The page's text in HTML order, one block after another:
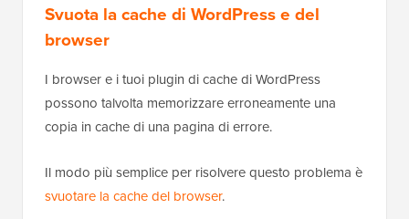
Svuota la cache di WordPress e del
browser
I browser e i tuoi plugin di cache di WordPress
possono talvolta memorizzare erroneamente una
copia in cache di una pagina di errore.
Il modo più semplice per risolvere questo problema è
svuotare la cache del browser.